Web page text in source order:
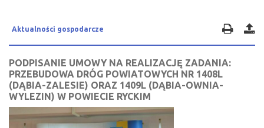
Aktualności gospodarcze
PODPISANIE UMOWY NA REALIZACJĘ ZADANIA:
PRZEBUDOWA DRÓG POWIATOWYCH NR 1408L
(DĄBIA-ZALESIE) ORAZ 1409L (DĄBIA-OWNIA-
WYLEZIN) W POWIECIE RYCKIM